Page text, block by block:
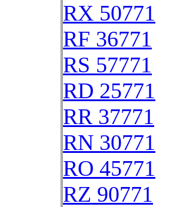
RX 50771
RF 36771
RS 57771
RD 25771
RR 37771
RN 30771
RO 45771
RZ 90771